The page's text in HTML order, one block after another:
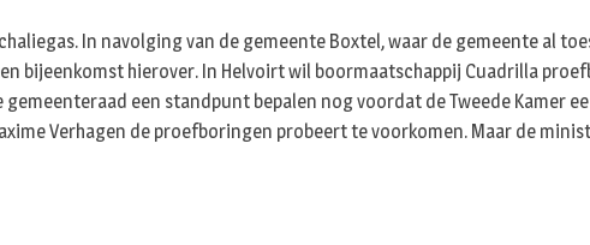
In navolging van de gemeente Boxtel, waar de gemeente al
bijeenkomst hierover. In Helvoirt wil boormaatschappij Cuadrilla
een standpunt bepalen nog voordat de Tweede Kamer
Verhagen de proefboringen probeert te voorkomen. Maar de